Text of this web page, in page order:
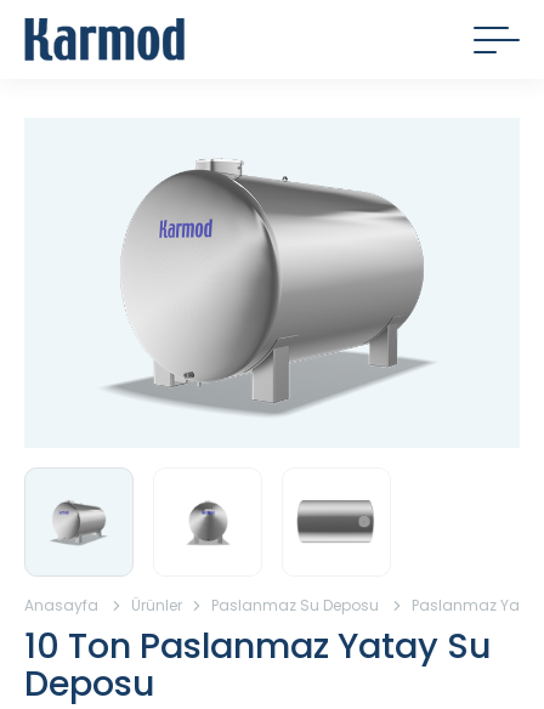
Anasayfa Ürünler Paslanmaz Su Deposu Paslanmaz
10 Ton Paslanmaz Yatay Su
Deposu